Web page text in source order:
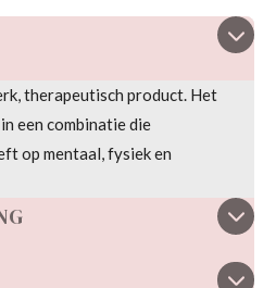
, therapeutisch product. Het
een combinatie die
op mentaal, fysiek en